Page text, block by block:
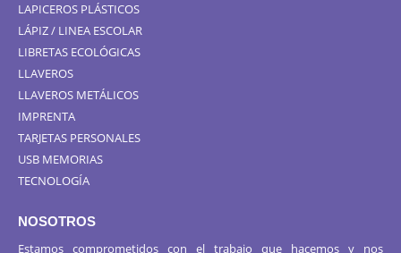
LAPICEROS PLÁSTICOS
LÁPIZ / LINEA ESCOLAR
LIBRETAS ECOLÓGICAS
LLAVEROS
LLAVEROS METÁLICOS
IMPRENTA
TARJETAS PERSONALES
USB MEMORIAS
TECNOLOGÍA
NOSOTROS
Estamos comprometidos con el trabajo que hacemos y nos